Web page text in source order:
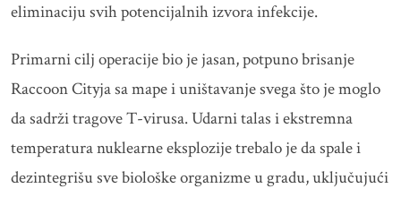
eliminaciju svih potencijalnih izvora infekcije.
Primarni cilj operacije bio je jasan, potpuno brisanje
Raccoon Cityja sa mape i uništavanje svega što je moglo
da sadrži tragove T-virusa. Udarni talas i ekstremna
temperatura nuklearne eksplozije trebalo je da spale i
dezintegrišu sve biološke organizme u gradu, uključujući